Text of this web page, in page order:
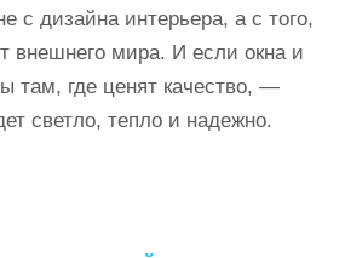
с дизайна интерьера, а с того,
внешнего мира. И если окна и
там, где ценят качество, —
светло, тепло и надежно.